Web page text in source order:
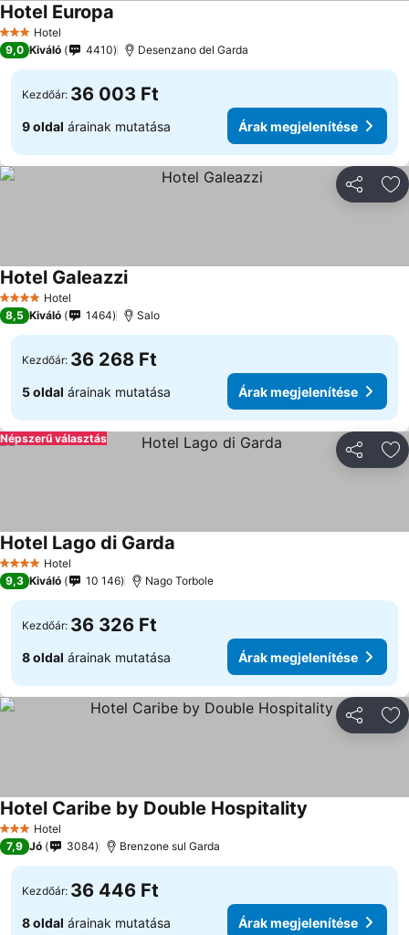
3 Kategória
Hotel
Hotel Europa
9,0 Kiváló 4410 Desenzano del Garda
Kezdőár: 36 003 Ft
9 oldal árainak mutatása Árak megjelenítése
4 KategóriaHotel
Hotel Galeazzi
8,5 Kiváló 1464 Salo
Kezdőár: 36 268 Ft
5 oldal árainak mutatása Árak megjelenítése
Népszerű választás
4 KategóriaHotel
Hotel Lago di Garda
9,3 Kiváló 10 146 Nago Torbole
Kezdőár: 36 326 Ft
8 oldal árainak mutatása Árak megjelenítése
3 Kategória
Hotel
Hotel Caribe by Double Hospitality
7,9 Jó 3084 Brenzone sul Garda
Kezdőár: 36 446 Ft
8 oldal árainak mutatása Árak megjelenítése